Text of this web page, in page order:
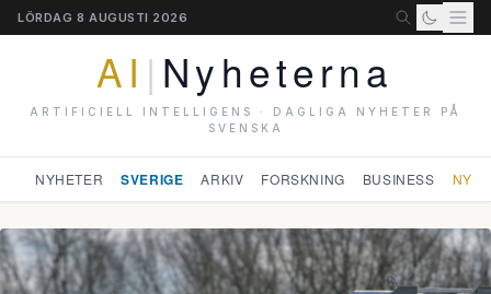
LÖRDAG 8 AUGUSTI 2026
AI | Nyheterna
ARTIFICIELL INTELLIGENS · DAGLIGA NYHETER PÅ
SVENSKA
NYHETER SVERIGE ARKIV FORSKNING BUSINESS